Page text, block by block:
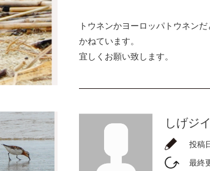
トウネンかヨーロッパトウネン
かねています。
宜しくお願い致します。
しげジ
投稿
最終